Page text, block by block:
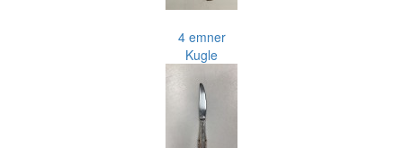
4 emner
Kugle